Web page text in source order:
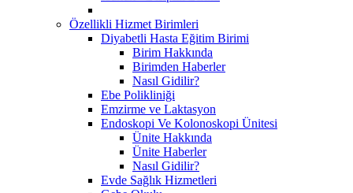
Özellikli Hizmet Birimleri
Diyabetli Hasta Eğitim Birimi
Birim Hakkında
Birimden Haberler
Nasıl Gidilir?
Ebe Polikliniği
Emzirme ve Laktasyon
Endoskopi Ve Kolonoskopi Ünitesi
Ünite Hakkında
Ünite Haberler
Nasıl Gidilir?
Evde Sağlık Hizmetleri